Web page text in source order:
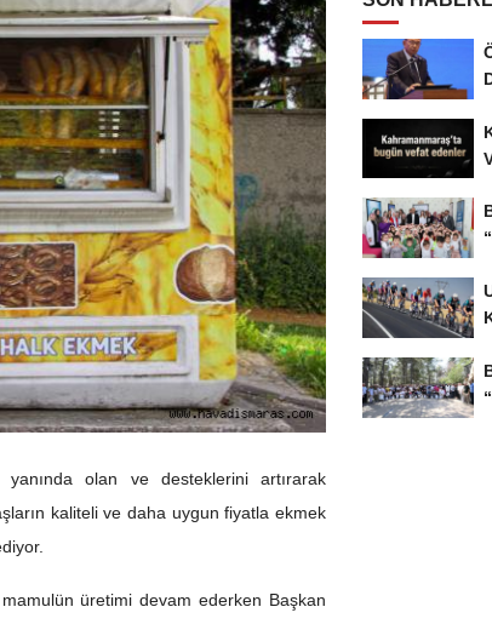
yanında olan ve desteklerini artırarak
kaliteli ve daha uygun fiyatla ekmek
üretimi devam ederken Başkan